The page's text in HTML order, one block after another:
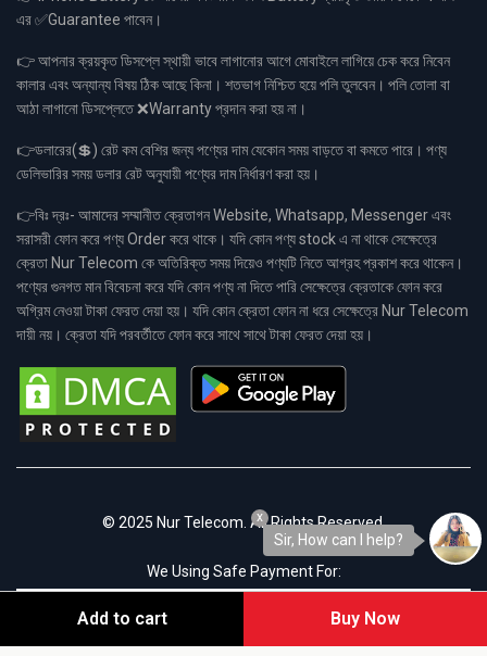
এর ✅Guarantee পাবেন।
👉 আপনার ক্রয়কৃত ডিসপ্লে স্থায়ী ভাবে লাগানোর আগে মোবাইলে লাগিয়ে চেক করে নিবেন
কালার এবং অন্যান্য বিষয় ঠিক আছে কিনা। শতভাগ নিশ্চিত হয়ে পলি তুলবেন। পলি তোলা বা
আঠা লাগানো ডিসপ্লেতে ❌Warranty প্রদান করা হয় না।
👉ডলারের(💲) রেট কম বেশির জন্য পণ্যের দাম যেকোন সময় বাড়তে বা কমতে পারে। পণ্য
ডেলিভারির সময় ডলার রেট অনুযায়ী পণ্যের দাম নির্ধারণ করা হয়।
👉বিঃ দ্রঃ- আমাদের সম্মানীত ক্রেতাগন Website, Whatsapp, Messenger এবং
সরাসরী ফোন করে পণ্য Order করে থাকে। যদি কোন পণ্য stock এ না থাকে সেক্ষেত্রে
ক্রেতা Nur Telecom কে অতিরিক্ত সময় দিয়েও পণ্যটি নিতে আগ্রহ প্রকাশ করে থাকেন।
পণ্যের গুনগত মান বিবেচনা করে যদি কোন পণ্য না দিতে পারি সেক্ষেত্রে ক্রেতাকে ফোন করে
অগ্রিম নেওয়া টাকা ফেরত দেয়া হয়। যদি কোন ক্রেতা ফোন না ধরে সেক্ষেত্রে Nur Telecom
দায়ী নয়। ক্রেতা যদি পরবর্তীতে ফোন করে সাথে সাথে টাকা ফেরত দেয়া হয়।
© 2025 Nur Telecom. All Rights Reserved.
We Using Safe Payment For:
Add to cart Buy Now
Sir, How can I help?
x